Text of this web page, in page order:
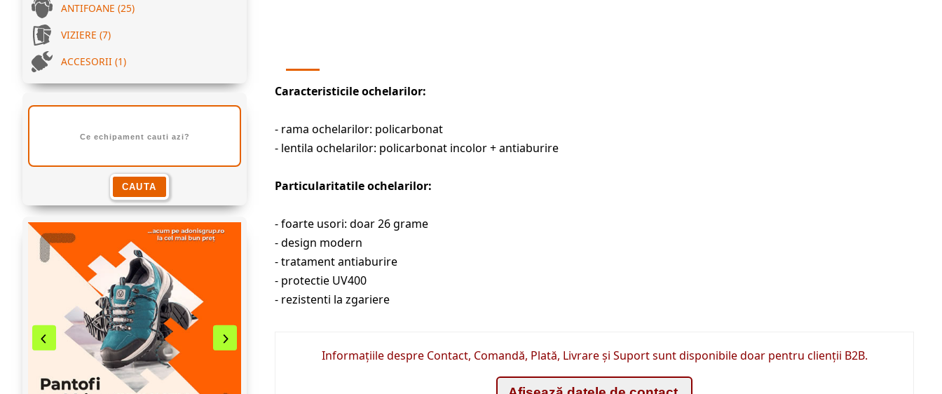
ANTIFOANE (25)
VIZIERE (7)
ACCESORII (1)
Caracteristicile ochelarilor:
- rama ochelarilor: policarbonat
- lentila ochelarilor: policarbonat incolor + antiaburire
Particularitatile ochelarilor:
- foarte usori: doar 26 grame
- design modern
- tratament antiaburire
- protectie UV400
- rezistenti la zgariere
Informațiile despre Contact, Comandă, Plată, Livrare și Suport sunt disponibile doar pentru clienții B2B.